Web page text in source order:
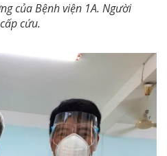
của Bệnh viện 1A. Người
cứu.